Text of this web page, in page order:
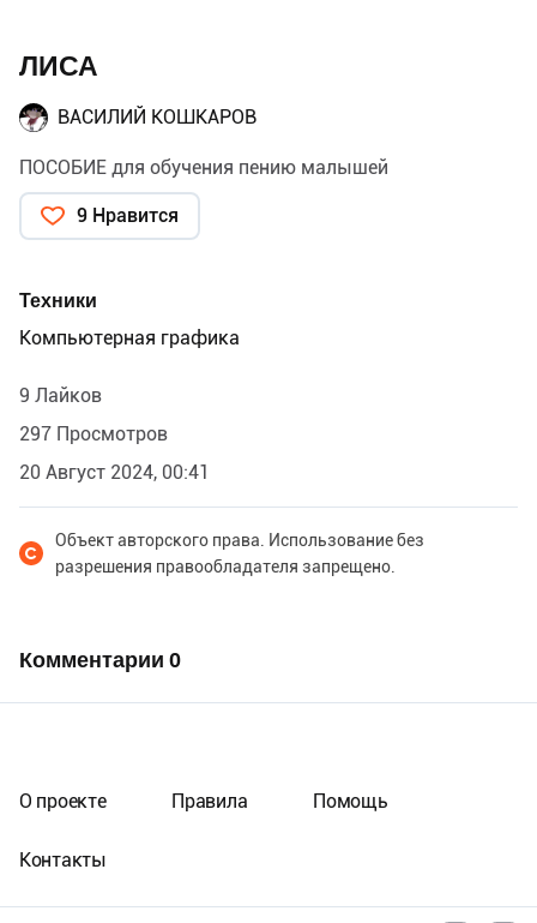
ЛИСА
ВАСИЛИЙ КОШКАРОВ
ПОСОБИЕ для обучения пению малышей
9 Нравится
Техники
Компьютерная графика
9 Лайков
297 Просмотров
20 Август 2024, 00:41
Объект авторского права. Использование без
разрешения правообладателя запрещено.
Комментарии 0
О проекте Правила Помощь
Контакты